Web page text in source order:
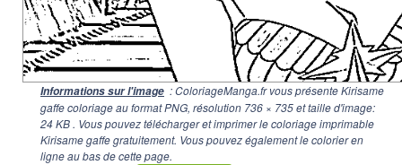
Informations sur l'image : ColoriageManga.fr vous présente Kirisame
gaffe coloriage au format PNG, résolution 736 × 735et taille d'image:
24 KB . Vous pouvez télécharger et imprimer le coloriage imprimable
Kirisame gaffe gratuitement. Vous pouvez également le colorier en
ligne au bas de cette page.